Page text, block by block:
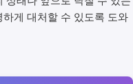
게 대처할 수 있도록 도와